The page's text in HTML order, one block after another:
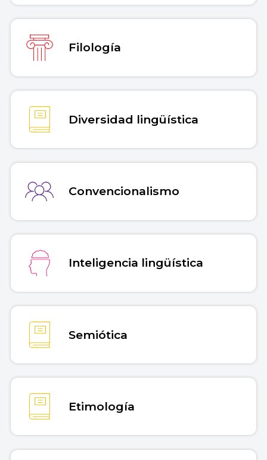
Filología
Diversidad lingüística
Convencionalismo
Inteligencia lingüística
Semiótica
Etimología